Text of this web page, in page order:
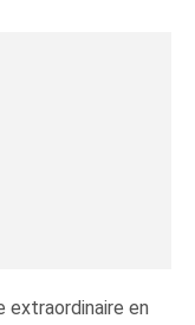
extraordinaire en